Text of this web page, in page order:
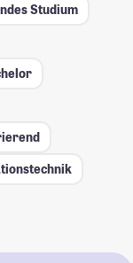
Studium